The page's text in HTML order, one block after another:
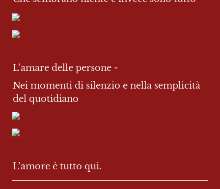
L’amare delle persone -
Nei momenti di silenzio e nella semplicità
del quotidiano
L’amore è tutto qui.